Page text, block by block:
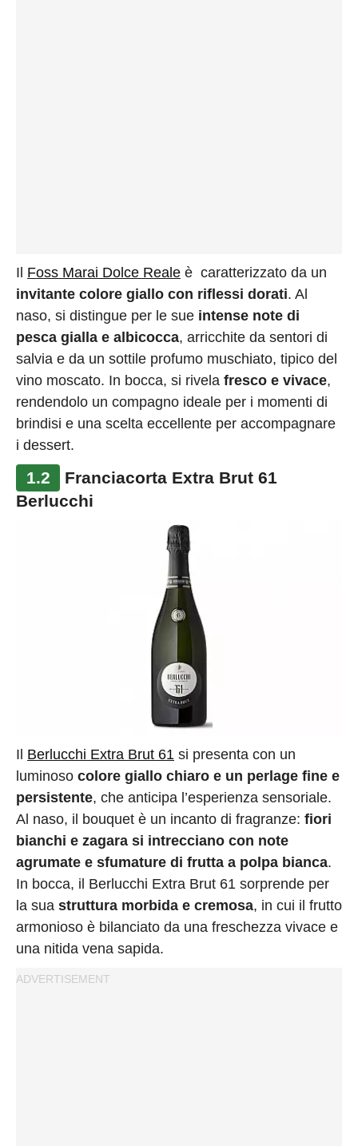
Il Foss Marai Dolce Reale è caratterizzato da un
invitante colore giallo con riflessi dorati. Al
naso, si distingue per le sue intense note di
pesca gialla e albicocca, arricchite da sentori di
salvia e da un sottile profumo muschiato, tipico del
vino moscato. In bocca, si rivela fresco e vivace,
rendendolo un compagno ideale per i momenti di
brindisi e una scelta eccellente per accompagnare
i dessert.
1.2
Franciacorta Extra Brut 61
Berlucchi
Il Berlucchi Extra Brut 61 si presenta con un
luminoso colore giallo chiaro e un perlage fine e
persistente, che anticipa l’esperienza sensoriale.
Al naso, il bouquet è un incanto di fragranze: fiori
bianchi e zagara si intrecciano con note
agrumate e sfumature di frutta a polpa bianca.
In bocca, il Berlucchi Extra Brut 61 sorprende per
la sua struttura morbida e cremosa, in cui il frutto
armonioso è bilanciato da una freschezza vivace e
una nitida vena sapida.